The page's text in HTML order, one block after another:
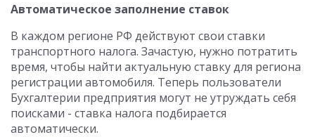
Автоматическое заполнение ставок
В каждом регионе РФ действуют свои ставки
транспортного налога. Зачастую, нужно потратить
время, чтобы найти актуальную ставку для региона
регистрации автомобиля. Теперь пользователи
Бухгалтерии предприятия могут не утруждать себя
поисками - ставка налога подбирается
автоматически.